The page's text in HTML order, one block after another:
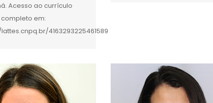
Acesso ao currículo
em:
4163293225461589